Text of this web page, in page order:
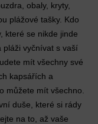
obaly, kryty,
plážové tašky. Kdo
které se nikde jinde
pláži vyčnívat s vaší
mít všechny své
kapsářích a
můžete mít všechno.
duše, které si rády
na to, až vaše